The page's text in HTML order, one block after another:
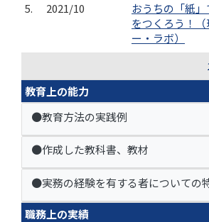
5.
2021/10
おうちの「紙
をつくろう！
ー・ラボ）
教育上の能力
●教育方法の実践例
●作成した教科書、教材
●実務の経験を有する者についての
職務上の実績